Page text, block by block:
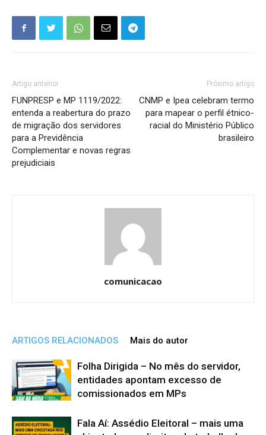
Artigo anterior
FUNPRESP e MP 1119/2022:
entenda a reabertura do prazo
de migração dos servidores
para a Previdência
Complementar e novas regras
prejudiciais
Próximo artigo
CNMP e Ipea celebram termo
para mapear o perfil étnico-
racial do Ministério Público
brasileiro
comunicacao
ARTIGOS RELACIONADOS Mais do autor
Folha Dirigida – No mês do servidor,
entidades apontam excesso de
comissionados em MPs
Fala Aí: Assédio Eleitoral – mais uma